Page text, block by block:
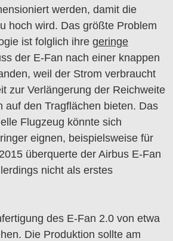
werden, damit die
hoch wird. Das größte Problem
ist folglich ihre geringe
der E-Fan nach einer knappen
weil der Strom verbraucht
zur Verlängerung der Reichweite
auf den Tragflächen bieten. Das
Flugzeug könnte sich
eignen, beispielsweise für
überquerte der Airbus E-Fan
nicht als erstes
des E-Fan 2.0 von etwa
Die Produktion sollte am